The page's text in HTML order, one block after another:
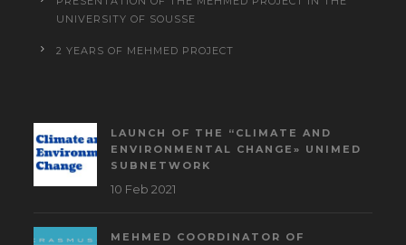
UNIVERSITY OF SOUSSE
2 YEARS OF MEHMED PROJECT
LAUNCH OF THE “CLIMATE AND
ENVIRONMENTAL CHANGE» UNIMED
SUBNETWORK
10 Feb 2021
MEHMED COORDINATOR OF